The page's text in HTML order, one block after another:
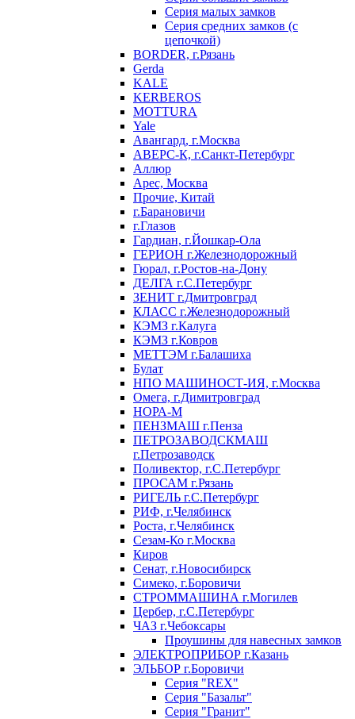
Серия малых замков
Серия средних замков (с
цепочкой)
BORDER, г.Рязань
Gerda
KALE
KERBEROS
MOTTURA
Yale
Авангард, г.Москва
АВЕРС-К, г.Санкт-Петербург
Аллюр
Арес, Москва
Прочие, Китай
г.Барановичи
г.Глазов
Гардиан, г.Йошкар-Ола
ГЕРИОН г.Железнодорожный
Гюрал, г.Ростов-на-Дону
ДЕЛГА г.С.Петербург
ЗЕНИТ г.Дмитровград
КЛАСС г.Железнодорожный
КЭМЗ г.Калуга
КЭМЗ г.Ковров
МЕТТЭМ г.Балашиха
Булат
НПО МАШИНОСТ-ИЯ, г.Москва
Омега, г.Димитровград
НОРА-М
ПЕНЗМАШ г.Пенза
ПЕТРОЗАВОДСКМАШ
г.Петрозаводск
Поливектор, г.С.Петербург
ПРОСАМ г.Рязань
РИГЕЛЬ г.С.Петербург
РИФ, г.Челябинск
Роста, г.Челябинск
Сезам-Ко г.Москва
Киров
Сенат, г.Новосибирск
Симеко, г.Боровичи
СТРОММАШИНА г.Могилев
Цербер, г.С.Петербург
ЧАЗ г.Чебоксары
Проушины для навесных замков
ЭЛЕКТРОПРИБОР г.Казань
ЭЛЬБОР г.Боровичи
Серия "REX"
Серия "Базальт"
Серия "Гранит"